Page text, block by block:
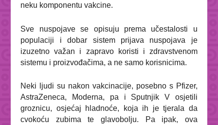
neku komponentu vakcine.
Sve nuspojave se opisuju prema učestalosti u
populaciji i dobar sistem prijava nuspojava je
izuzetno važan i zapravo koristi i zdravstvenom
sistemu i proizvođačima, a ne samo korisnicima.
Neki ljudi su nakon vakcinacije, posebno s Pfizer,
AstraZeneca, Moderna, pa i Sputnjik V osjetili
groznicu, osjećaj hladnoće, koja ih je tjerala da
cvokoću zubima te glavobolju. Pa ipak, ova